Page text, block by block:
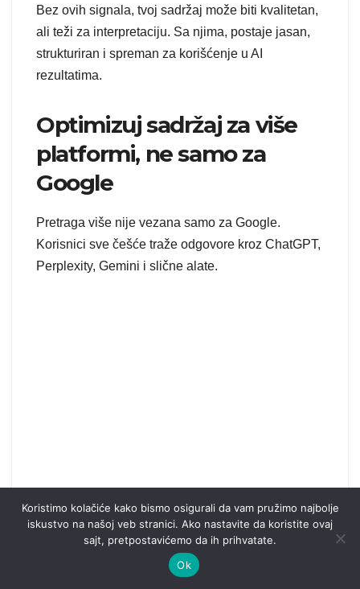
Bez ovih signala, tvoj sadržaj može biti kvalitetan,
ali teži za interpretaciju. Sa njima, postaje jasan,
strukturiran i spreman za korišćenje u AI
rezultatima.
Optimizuj sadržaj za više
platformi, ne samo za
Google
Pretraga više nije vezana samo za Google.
Korisnici sve češće traže odgovore kroz ChatGPT,
Perplexity, Gemini i slične alate.
Koristimo kolačiće kako bismo osigurali da vam pružimo najbolje
iskustvo na našoj veb stranici. Ako nastavite da koristite ovaj
sajt, pretpostavićemo da ih prihvatate.
Ok